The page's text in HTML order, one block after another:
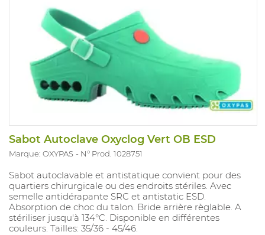
Sabot Autoclave Oxyclog Vert OB ESD
Marque: OXYPAS N° Prod. 1028751
Sabot autoclavable et antistatique convient pour des
quartiers chirurgicale ou des endroits stériles. Avec
semelle antidérapante SRC et antistatic ESD.
Absorption de choc du talon. Bride arrière règlable. A
stériliser jusqu'à 134°C. Disponible en différentes
couleurs. Tailles: 35/36 - 45/46.